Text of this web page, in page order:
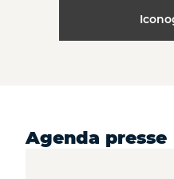
Agenda presse